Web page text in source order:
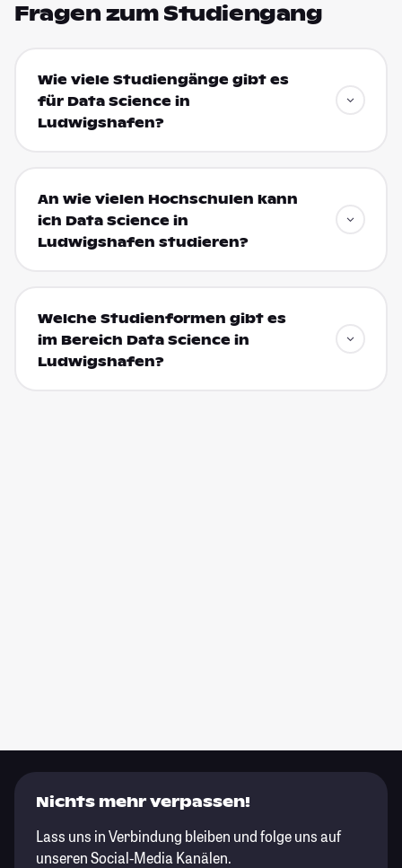
Fragen zum Studiengang
Wie viele Studiengänge gibt es
für Data Science in
Ludwigshafen?
An wie vielen Hochschulen kann
ich Data Science in
Ludwigshafen studieren?
Welche Studienformen gibt es
im Bereich Data Science in
Ludwigshafen?
Nichts mehr verpassen!
Lass uns in Verbindung bleiben und folge uns auf
unseren Social-Media Kanälen.